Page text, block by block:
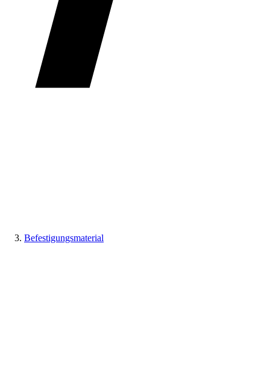
Befestigungsmaterial